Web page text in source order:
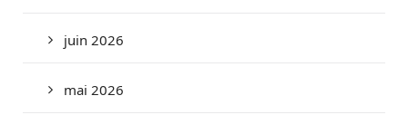
juin 2026
mai 2026